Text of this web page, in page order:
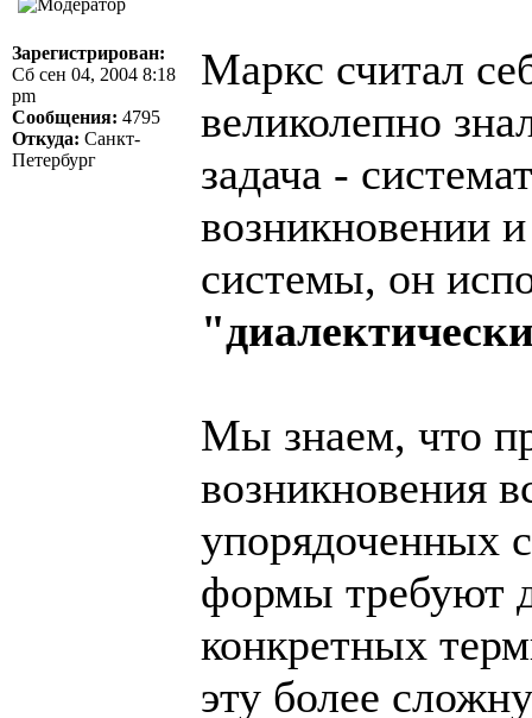
Зарегистрирован:
Сб сен 04, 2004 8:18
pm
Сообщения: 4795
Откуда: Санкт-
Петербург
Маркс считал
великолепно
задача -
возникновении
системы, он
Мы знаем, что
возникновения
упорядоченных
формы требуют
конкретных
эту более